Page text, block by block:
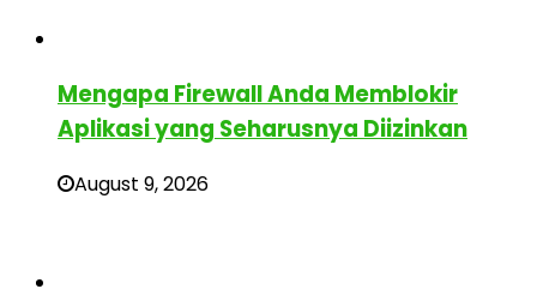
Mengapa Firewall Anda Memblokir
Aplikasi yang Seharusnya Diizinkan
August 9, 2026